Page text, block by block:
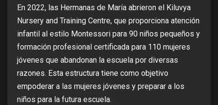
En 2022, las Hermanas de María abrieron el Kiluvya
Nursery and Training Centre, que proporciona atención
infantil al estilo Montessori para 90 niños pequeños y
formación profesional certificada para 110 mujeres
jóvenes que abandonan la escuela por diversas
razones. Esta estructura tiene como objetivo
empoderar a las mujeres jóvenes y preparar a los
niños para la futura escuela.